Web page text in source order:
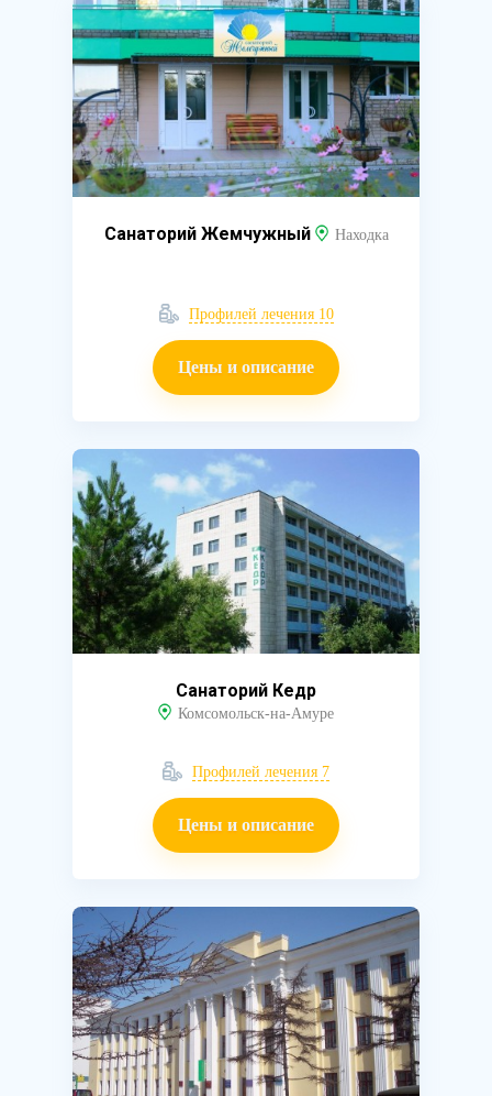
Санаторий Жемчужный Находка
Профилей лечения 10
Цены и описание
Санаторий Кедр
Комсомольск-на-Амуре
Профилей лечения 7
Цены и описание